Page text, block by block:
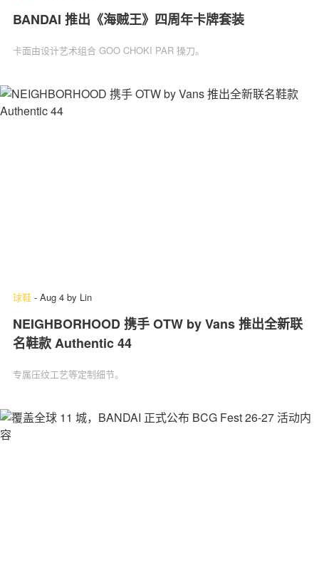
BANDAI 推出《海贼王》四周年卡牌套装
卡面由设计艺术组合 GOO CHOKI PAR 操刀。
球鞋 - Aug 4 by Lin
NEIGHBORHOOD 携手 OTW by Vans 推出全新联
名鞋款 Authentic 44
专属压纹工艺等定制细节。